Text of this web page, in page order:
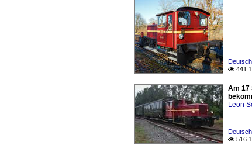
 441
Am 17
Leon
 516